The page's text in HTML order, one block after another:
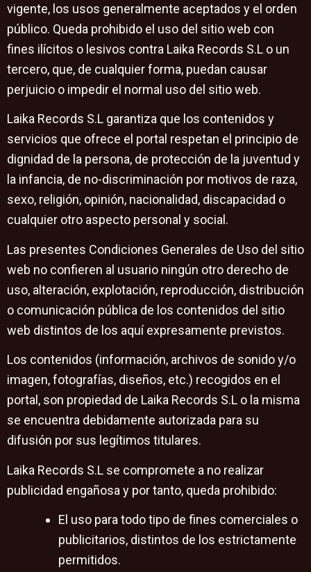
vigente, los usos generalmente aceptados y el orden
público. Queda prohibido el uso del sitio web con
fines ilícitos o lesivos contra Laika Records S.L o un
tercero, que, de cualquier forma, puedan causar
perjuicio o impedir el normal uso del sitio web.
Laika Records S.L garantiza que los contenidos y
servicios que ofrece el portal respetan el principio de
dignidad de la persona, de protección de la juventud y
la infancia, de no-discriminación por motivos de raza,
sexo, religión, opinión, nacionalidad, discapacidad o
cualquier otro aspecto personal y social.
Las presentes Condiciones Generales de Uso del sitio
web no confieren al usuario ningún otro derecho de
uso, alteración, explotación, reproducción, distribución
o comunicación pública de los contenidos del sitio
web distintos de los aquí expresamente previstos.
Los contenidos (información, archivos de sonido y/o
imagen, fotografías, diseños, etc.) recogidos en el
portal, son propiedad de Laika Records S.L o la misma
se encuentra debidamente autorizada para su
difusión por sus legítimos titulares.
Laika Records S.L se compromete a no realizar
publicidad engañosa y por tanto, queda prohibido:
El uso para todo tipo de fines comerciales o
publicitarios, distintos de los estrictamente
permitidos.